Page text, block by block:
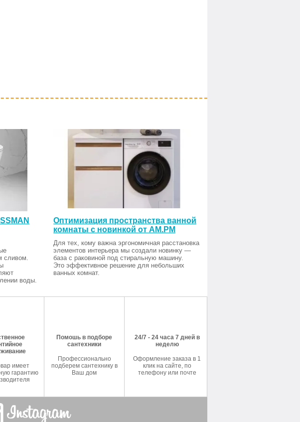
сливом.
воды.
Оптимизация пространства ванной
комнаты с новинкой от AM.PM
Для тех, кому важна эргономичная расстановка
элементов интерьера мы создали новинку —
база с раковиной под стиральную машину.
Это эффективное решение для небольших
ванных комнат.
имеет
гарантию
Помошь в подборе
сантехники
Профессионально
подберем сантехнику в
Ваш дом
24/7 - 24 часа 7 дней в
неделю
Оформление заказа в 1
клик на сайте, по
телефону или почте